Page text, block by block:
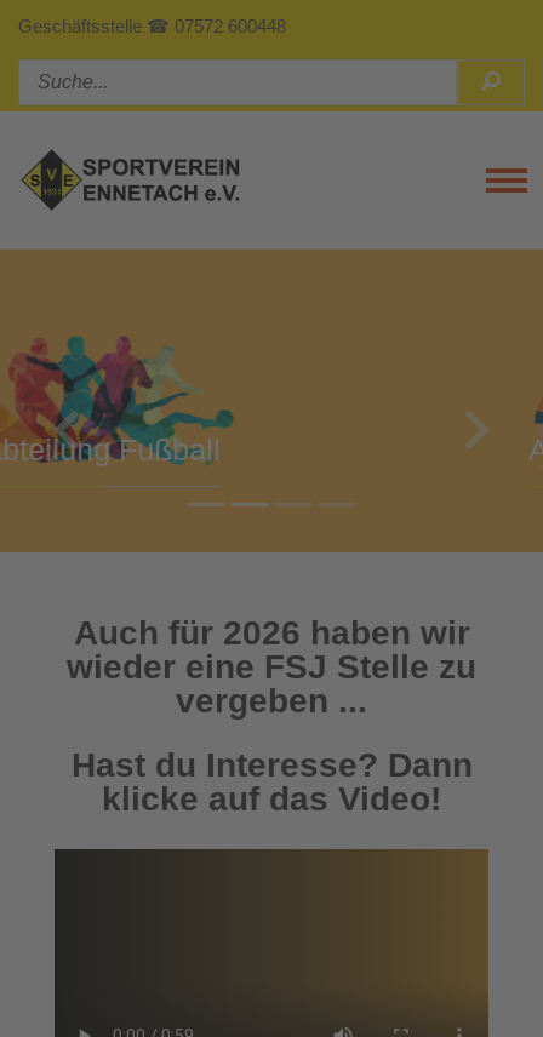
Geschäftsstelle ☎ 07572 600448
Abteilung Turnen
Previous Next
Auch für 2026 haben wir
wieder eine FSJ Stelle zu
vergeben ...
Hast du Interesse? Dann
klicke auf das Video!